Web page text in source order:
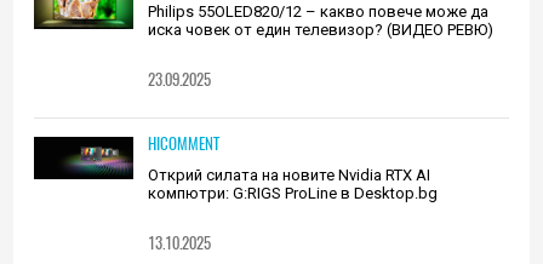
Philips 55OLED820/12 – какво повече може да
иска човек от един телевизор? (ВИДЕО РЕВЮ)
23.09.2025
HICOMMENT
Открий силата на новите Nvidia RTX AI
компютри: G:RIGS ProLine в Desktop.bg
13.10.2025